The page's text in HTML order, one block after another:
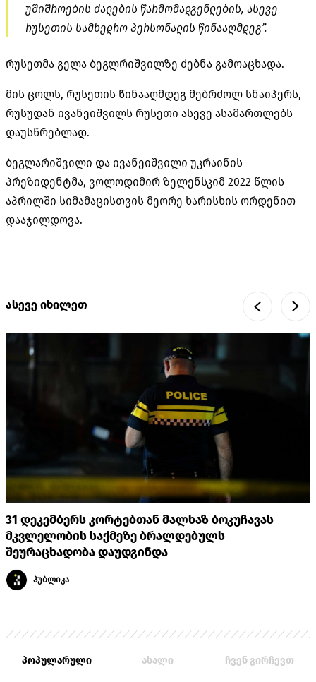
უშიშროების ძალების წარმომადგენლების, ასევე
რუსეთის სამხედრო პერსონალის წინააღმდეგ”.
რუსეთმა გელა ბეგლრიშვილზე ძებნა გამოაცხადა.
მის ცოლს, რუსეთის წინააღმდეგ მებრძოლ სნაიპერს,
რუსუდან ივანეიშვილს რუსეთი ასევე ასამართლებს
დაუსწრებლად.
ბეგლარიშვილი და ივანეიშვილი უკრაინის
პრეზიდენტმა, ვოლოდიმირ ზელენსკიმ 2022 წლის
აპრილში სიმამაცისთვის მეორე ხარისხის ორდენით
დააჯილდოვა.
ასევე იხილეთ
31 დეკემბერს კორტებთან მალხაზ ბოკუჩავას
მკვლელობის საქმეზე ბრალდებულს
შეურაცხადობა დაუდგინდა
პუბლიკა
პოპულარული ახალი ჩვენ გირჩევთ